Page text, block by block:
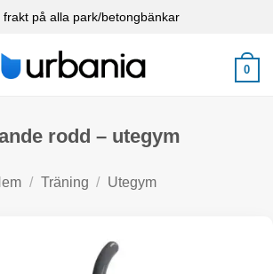
frakt på alla park/betongbänkar
0
rodd – utegym
/ Träning / Utegym